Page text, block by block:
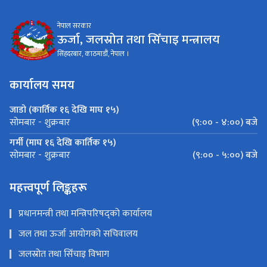
नेपाल सरकार
ऊर्जा, जलस्रोत तथा सिँचाइ मन्त्रालय
सिंहदरबार, काठमाडौं, नेपाल ।
कार्यालय समय
जाडो (कार्तिक १६ देखि माघ १५)
सोमबार - शुक्रबार
(९:०० - ४:००) बजे
गर्मी (माघ १६ देखि कार्तिक १५)
सोमबार - शुक्रबार (९:०० - ५:००) बजे
महत्त्वपूर्ण लिङ्कहरू
प्रधानमन्त्री तथा मन्त्रिपरिषद्को कार्यालय
जल तथा ऊर्जा आयोगको सचिवालय
जलस्रोत तथा सिँचाइ विभाग